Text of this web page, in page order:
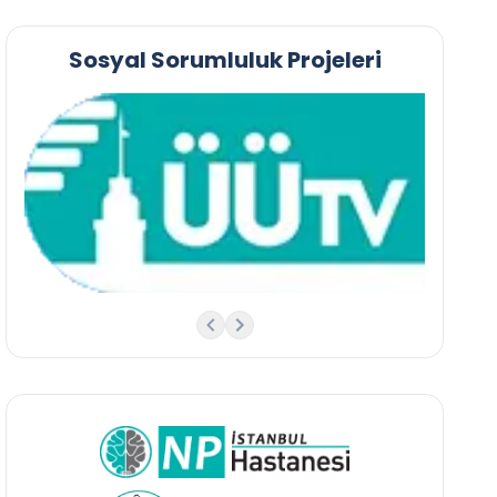
Sosyal Sorumluluk Projeleri